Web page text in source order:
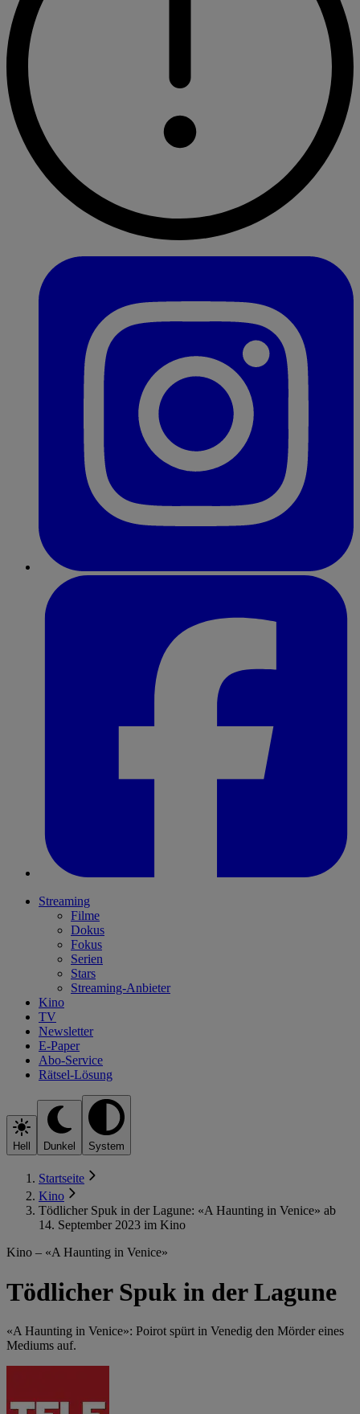
Streaming
Filme
Dokus
Fokus
Serien
Stars
Streaming-Anbieter
Kino
TV
Newsletter
E-Paper
Abo-Service
Rätsel-Lösung
Hell Dunkel System
Startseite
Kino
Tödlicher Spuk in der Lagune: «A Haunting in Venice» ab
14. September 2023 im Kino
Kino – «A Haunting in Venice»
Tödlicher Spuk in der Lagune
«A Haunting in Venice»: Poirot spürt in Venedig den Mörder eines
Mediums auf.